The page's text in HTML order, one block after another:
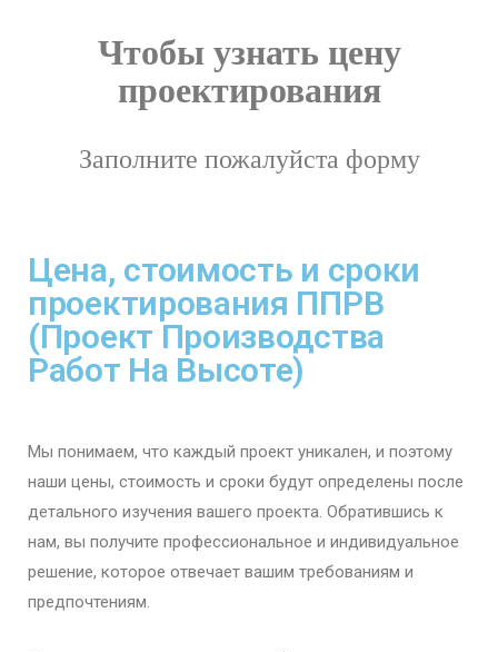
Чтобы узнать цену
проектирования
Заполните пожалуйста форму
Цена, стоимость и сроки
проектирования ППРВ
(Проект Производства
Работ На Высоте)
Мы понимаем, что каждый проект уникален, и поэтому
наши цены, стоимость и сроки будут определены после
детального изучения вашего проекта. Обратившись к
нам, вы получите профессиональное и индивидуальное
решение, которое отвечает вашим требованиям и
предпочтениям.